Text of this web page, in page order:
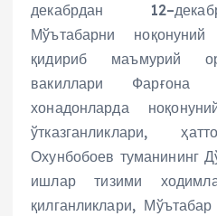
декабрдан
Мўътабарни
қидириб маъмурий
вакиллари Фарғона
хонадонларда
ўтказганликлари,
Охунбобоев туманининг
ишлар тизими
қилганликлари,